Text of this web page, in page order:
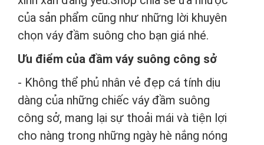
của sản phẩm cũng như những lời khuyên
chọn váy đầm suông cho bạn giá nhé.
Ưu điểm của đầm váy suông công sở
- Không thể phủ nhân vẻ đẹp cá tính dịu
dàng của những chiếc váy đầm suông
công sở, mang lại sự thoải mái và tiện lợi
cho nàng trong những ngày hè nắng nóng